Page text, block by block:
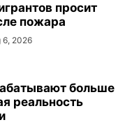
просит
пожара
6, 2026
больше
реальность